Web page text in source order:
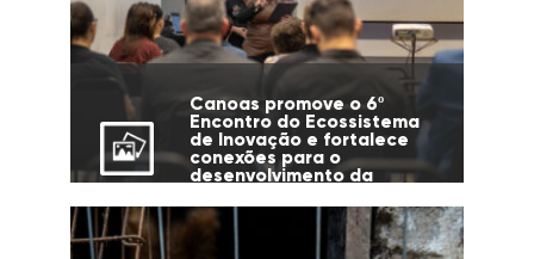
Canoas promove o 6º
Encontro do Ecossistema
de Inovação e fortalece
conexões para o
desenvolvimento da